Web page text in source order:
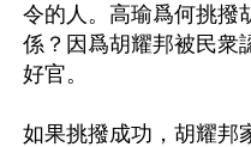
令的人。高瑜爲何挑撥
係？因爲胡耀邦被民衆
好官。
如果挑撥成功，胡耀邦